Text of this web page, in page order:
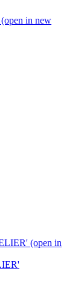
in new
(open in